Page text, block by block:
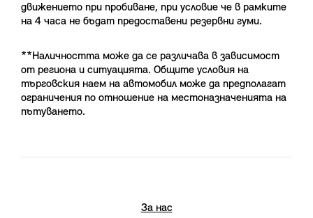
движението при пробиване, при условие че в рамките
на 4 часа не бъдат предоставени резервни гуми.
**Наличността може да се различава в зависимост
от региона и ситуацията. Общите условия на
търговския наем на автомобил може да предполагат
ограничения по отношение на местоназначенията на
пътуването.
За нас